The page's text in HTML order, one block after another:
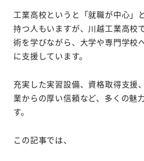
工業高校というと「就職が中心」
持つ人もいますが、川越工業高校
術を学びながら、大学や専門学校
に支援しています。
充実した実習設備、資格取得支援
業からの厚い信頼など、多くの魅
す。
この記事では、